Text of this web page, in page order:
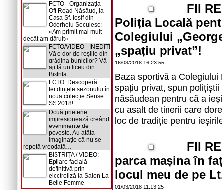
FOTO - Organizația
Off-Road Năsăud, la
Casa Sf. Iosif din
Odorheiu Secuiesc:
«Am primit mai mult
decât am dăruit»
FOTO/VIDEO - INEDIT!
Vă e dor de roșiile din
grădina bunicilor? Vă
ajută un liceu din
Bistrița
FOTO: Descoperă
tendințele sezonului în
noua colecție Sense
SS 2018!
Două prietene
impresionează creând
evenimente de
poveste. Au atâta
imaginație că nu se
repetă vreodată…
BISTRIȚA / VIDEO:
Epilare facială
definitivă prin
electroliză la Salon La
Belle Femme
FII
Poliția Locală
Colegiului
„spațiu privat”!
16/03/2018 16:23:55
Baza sportivă a Colegiului
spațiu privat, spun
năsăudean pentru că a
cu asalt de tinerii care
loc de tradiție pentru
FII
parca mașina în
locul meu de pe
01/03/2018 11:13:25